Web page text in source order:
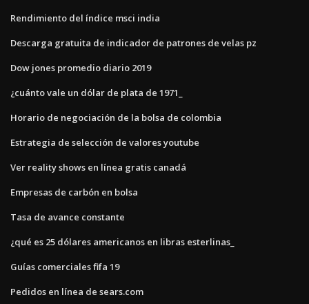
Rendimiento del índice msci india
Descarga gratuita de indicador de patrones de velas pz
Dow jones promedio diario 2019
¿cuánto vale un dólar de plata de 1971_
Horario de negociación de la bolsa de colombia
Estrategia de selección de valores youtube
Ver reality shows en línea gratis canadá
Empresas de carbón en bolsa
Tasa de avance constante
¿qué es 25 dólares americanos en libras esterlinas_
Guías comerciales fifa 19
Pedidos en línea de sears.com